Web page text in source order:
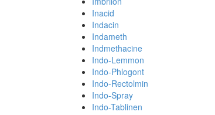
Inacid
Indacin
Indameth
Indmethacine
Indo-Lemmon
Indo-Phlogont
Indo-Rectolmin
Indo-Spray
Indo-Tablinen